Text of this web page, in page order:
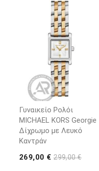
Γυναικείο Ρολόι
MICHAEL KORS Georgie
Δίχρωμο με Λευκό
Καντράν
269,00 €299,00 €